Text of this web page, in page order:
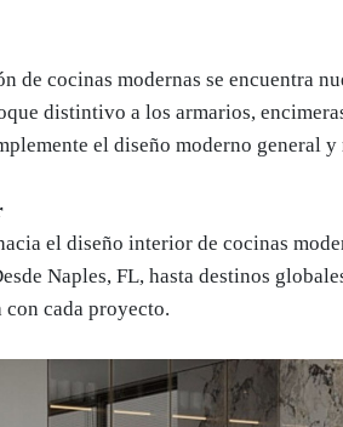
de cocinas modernas se encuentra
distintivo a los armarios,
el diseño moderno general
el diseño interior de cocinas
Naples, FL, hasta destinos
cada proyecto.